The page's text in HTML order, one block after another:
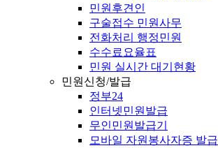
민원후견인
구술접수 민원사무
전화처리 행정민원
수수료요율표
민원 실시간 대기현황
민원신청/발급
정부24
인터넷민원발급
무인민원발급기
모바일 자원봉사자증 발급